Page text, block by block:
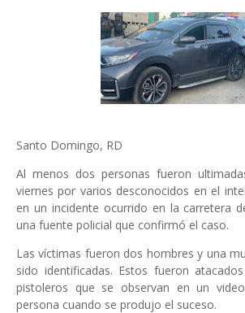
Santo Domingo, RD
Al menos dos personas fueron
viernes por varios desconocidos en el
en un incidente ocurrido en la carretera
una fuente policial que confirmó el caso.
Las víctimas fueron dos hombres y una
sido identificadas. Estos fueron
pistoleros que se observan en un
persona cuando se produjo el suceso.